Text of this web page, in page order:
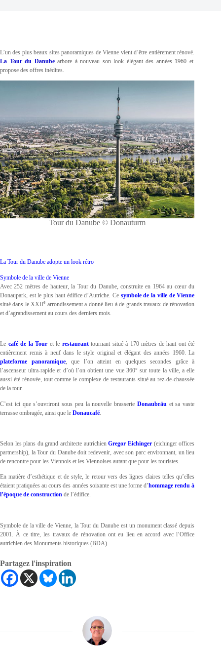
L’un des plus beaux sites panoramiques de Vienne vient d’être entièrement rénové.
La Tour du Danubearbore à nouveau son look élégant des années 1960 et
propose des offres inédites.
Tour du Danube © Donauturm
La Tour du Danube adopte un look rétro
Symbole de la ville de Vienne
Avec 252 mètres de hauteur, la Tour du Danube, construite en 1964 au cœur du
Donaupark, est le plus haut édifice d’Autriche. Ce symbole de la ville de Vienne
situé dans le XXIIe arrondissement a donné lieu à de grands travaux de rénovation
et d’agrandissement au cours des derniers mois.
Le café de la Tour et le restauranttournant situé à 170 mètres de haut ont été
entièrement remis à neuf dans le style original et élégant des années 1960. La
plateforme panoramique, que l’on atteint en quelques secondes grâce à
l’ascenseur ultra-rapide et d’où l’on obtient une vue 360° sur toute la ville, a elle
aussi été rénovée, tout comme le complexe de restaurants situé au rez-de-chaussée
de la tour.
C’est ici que s’ouvriront sous peu la nouvelle brasserie Donaubräu et sa vaste
terrasse ombragée, ainsi que le Donaucafé
Selon les plans du grand architecte autrichienGregor Eichinger (eichinger offices
partnership), la Tour du Danube doit redevenir, avec son parc environnant, un lieu
de rencontre pour les Viennois et les Viennoises autant que pour les touristes.
En matière d’esthétique et de style, le retour vers des lignes claires telles qu’elles
étaient pratiquées au cours des années soixante est une forme d’hommage rendu à
l’époque de construction de l’édifice.
Symbole de la ville de Vienne, la Tour du Danube est un monument classé depuis
2001. À ce titre, les travaux de rénovation ont eu lieu en accord avec l’Office
autrichien des Monuments historiques (BDA).
Partagez l'inspiration